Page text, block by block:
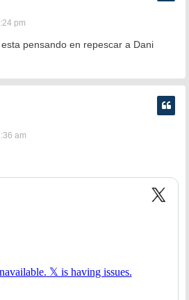
pm
pensando en repescar a Dani
am